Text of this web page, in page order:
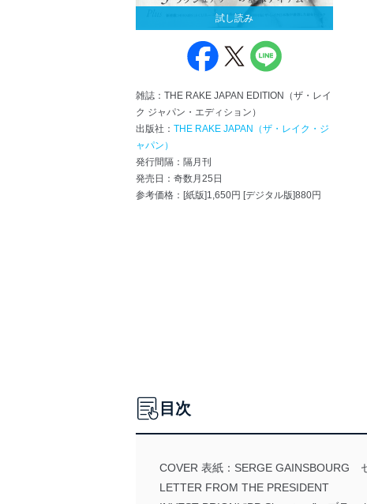
試し読み
雑誌：THE RAKE JAPAN EDITION（ザ・レイ
ク ジャパン・エディション）
出版社： THE RAKE JAPAN（ザ・レイク・ジ
ャパン）
発行間隔：隔月刊
発売日：奇数月25日
参考価格：[紙版]1,650円 [デジタル版]880円
目次
COVER 表紙：SERGE GAINSBOURG
LETTER FROM THE PRESIDENT